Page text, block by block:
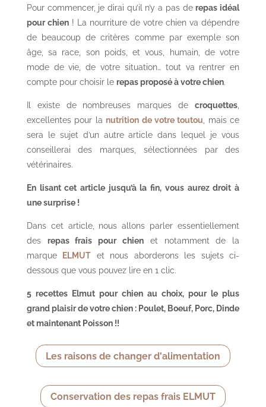
Pour commencer, je dirai qu’il n’y a pas derepas idéal
pour chien! La nourriture de votre chien va dépendre
de beaucoup de critères comme par exemple son
âge, sa race, son poids, et vous, humain, de votre
mode de vie, de votre situation… tout va rentrer en
compte pour choisir le repas proposé à votre chien.
Il existe de nombreuses marques decroquettes
excellentes pour la nutrition de votre toutou , mais ce
sera le sujet d’un autre article dans lequel je vous
conseillerai des marques, sélectionnées par des
vétérinaires.
En lisant cet article jusqu’à la fin, vous aurez droit à
une surprise !
Dans cet article, nous allons parler essentiellement
des repas frais pour chien et notamment de la
marque
ELMUT et nous aborderons les sujets ci-
dessous que vous pouvez lire en 1 clic.
5 recettes Elmut pour chien au choix, pour le plus
grand plaisir de votre chien : Poulet, Boeuf, Porc, Dinde
et maintenant Poisson !!
Les raisons de changer d'alimentation
Conservation des repas frais ELMUT